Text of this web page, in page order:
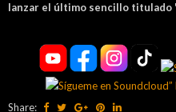
lanzar el último sencillo titulado
Share: